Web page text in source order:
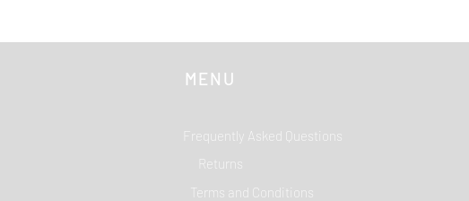
MENU
Frequently Asked Questions
Returns
Terms and Conditions